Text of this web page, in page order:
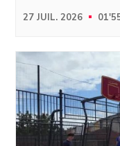
27 JUIL. 2026